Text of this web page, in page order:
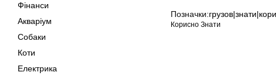
Фінанси
Акваріум
Собаки
Коти
Електрика
Позначки:
Корисно Знати